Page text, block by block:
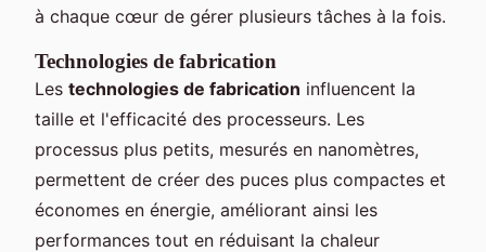
à chaque cœur de gérer plusieurs tâches à la fois.
Technologies de fabrication
Les technologies de fabrication influencent la
taille et l'efficacité des processeurs. Les
processus plus petits, mesurés en nanomètres,
permettent de créer des puces plus compactes et
économes en énergie, améliorant ainsi les
performances tout en réduisant la chaleur